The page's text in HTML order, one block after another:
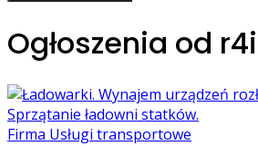
Ogłoszenia od
Firma Usługi transportowe